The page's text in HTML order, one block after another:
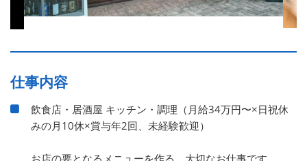
仕事内容
飲食店・居酒屋 キッチン・調理（月給34万円〜×日祝休
みの月10休×賞与年2回、未経験歓迎）